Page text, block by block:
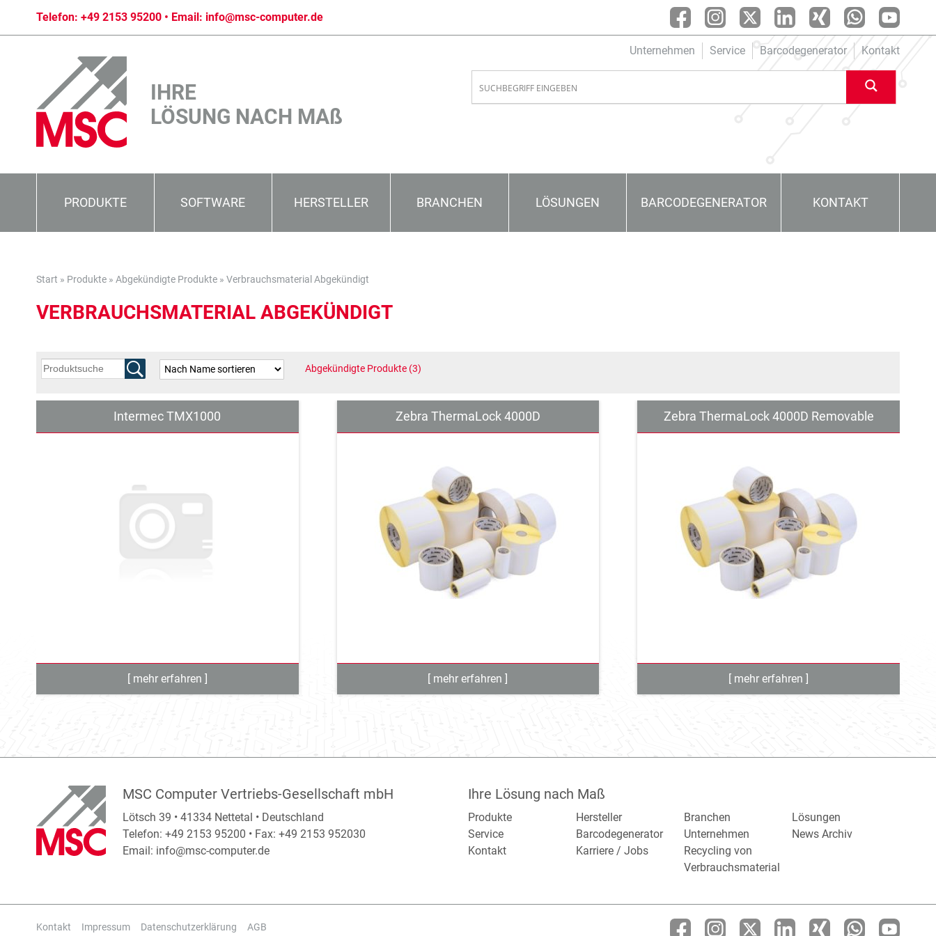
Telefon: +49 2153 95200 • Email: info@msc-computer.de
Unternehmen Service Barcodegenerator Kontakt
IHRE
LÖSUNG NACH MAß
PRODUKTE SOFTWARE HERSTELLER BRANCHEN LÖSUNGEN BARCODEGENERATOR KONTAKT
Start » Produkte » Abgekündigte Produkte » Verbrauchsmaterial Abgekündigt
VERBRAUCHSMATERIAL ABGEKÜNDIGT
Abgekündigte Produkte (3)
Intermec TMX1000 Zebra ThermaLock 4000D Zebra ThermaLock 4000D Removable
MSC Computer Vertriebs-Gesellschaft mbH
Lötsch 39 • 41334 Nettetal • Deutschland
Telefon: +49 2153 95200 • Fax: +49 2153 952030
Email: info@msc-computer.de
Ihre Lösung nach Maß
Produkte Hersteller Branchen
Lösungen
Service
Barcodegenerator Unternehmen
News Archiv
Kontakt
Karriere / Jobs
Recycling von
Verbrauchsmaterial
Kontakt Impressum Datenschutzerklärung AGB